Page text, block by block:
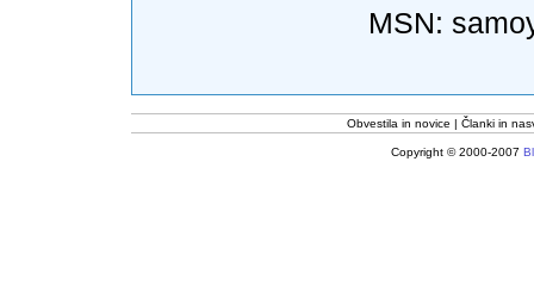
MSN:
Obvestila in novice Članki in
Copyright © 2000-2007